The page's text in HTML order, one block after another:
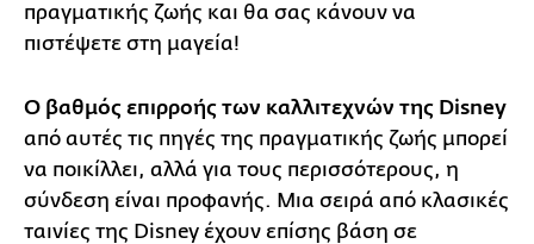
πραγματικής ζωής και θα σας κάνουν να
πιστέψετε στη μαγεία!
Ο βαθμός επιρροής των καλλιτεχνών της Disney
από αυτές τις πηγές της πραγματικής ζωής μπορεί
να ποικίλλει, αλλά για τους περισσότερους, η
σύνδεση είναι προφανής. Μια σειρά από κλασικές
ταινίες της Disney έχουν επίσης βάση σε